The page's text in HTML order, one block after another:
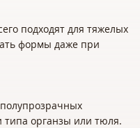
подходят для тяжелых
формы даже при
типа органзы или тюля.